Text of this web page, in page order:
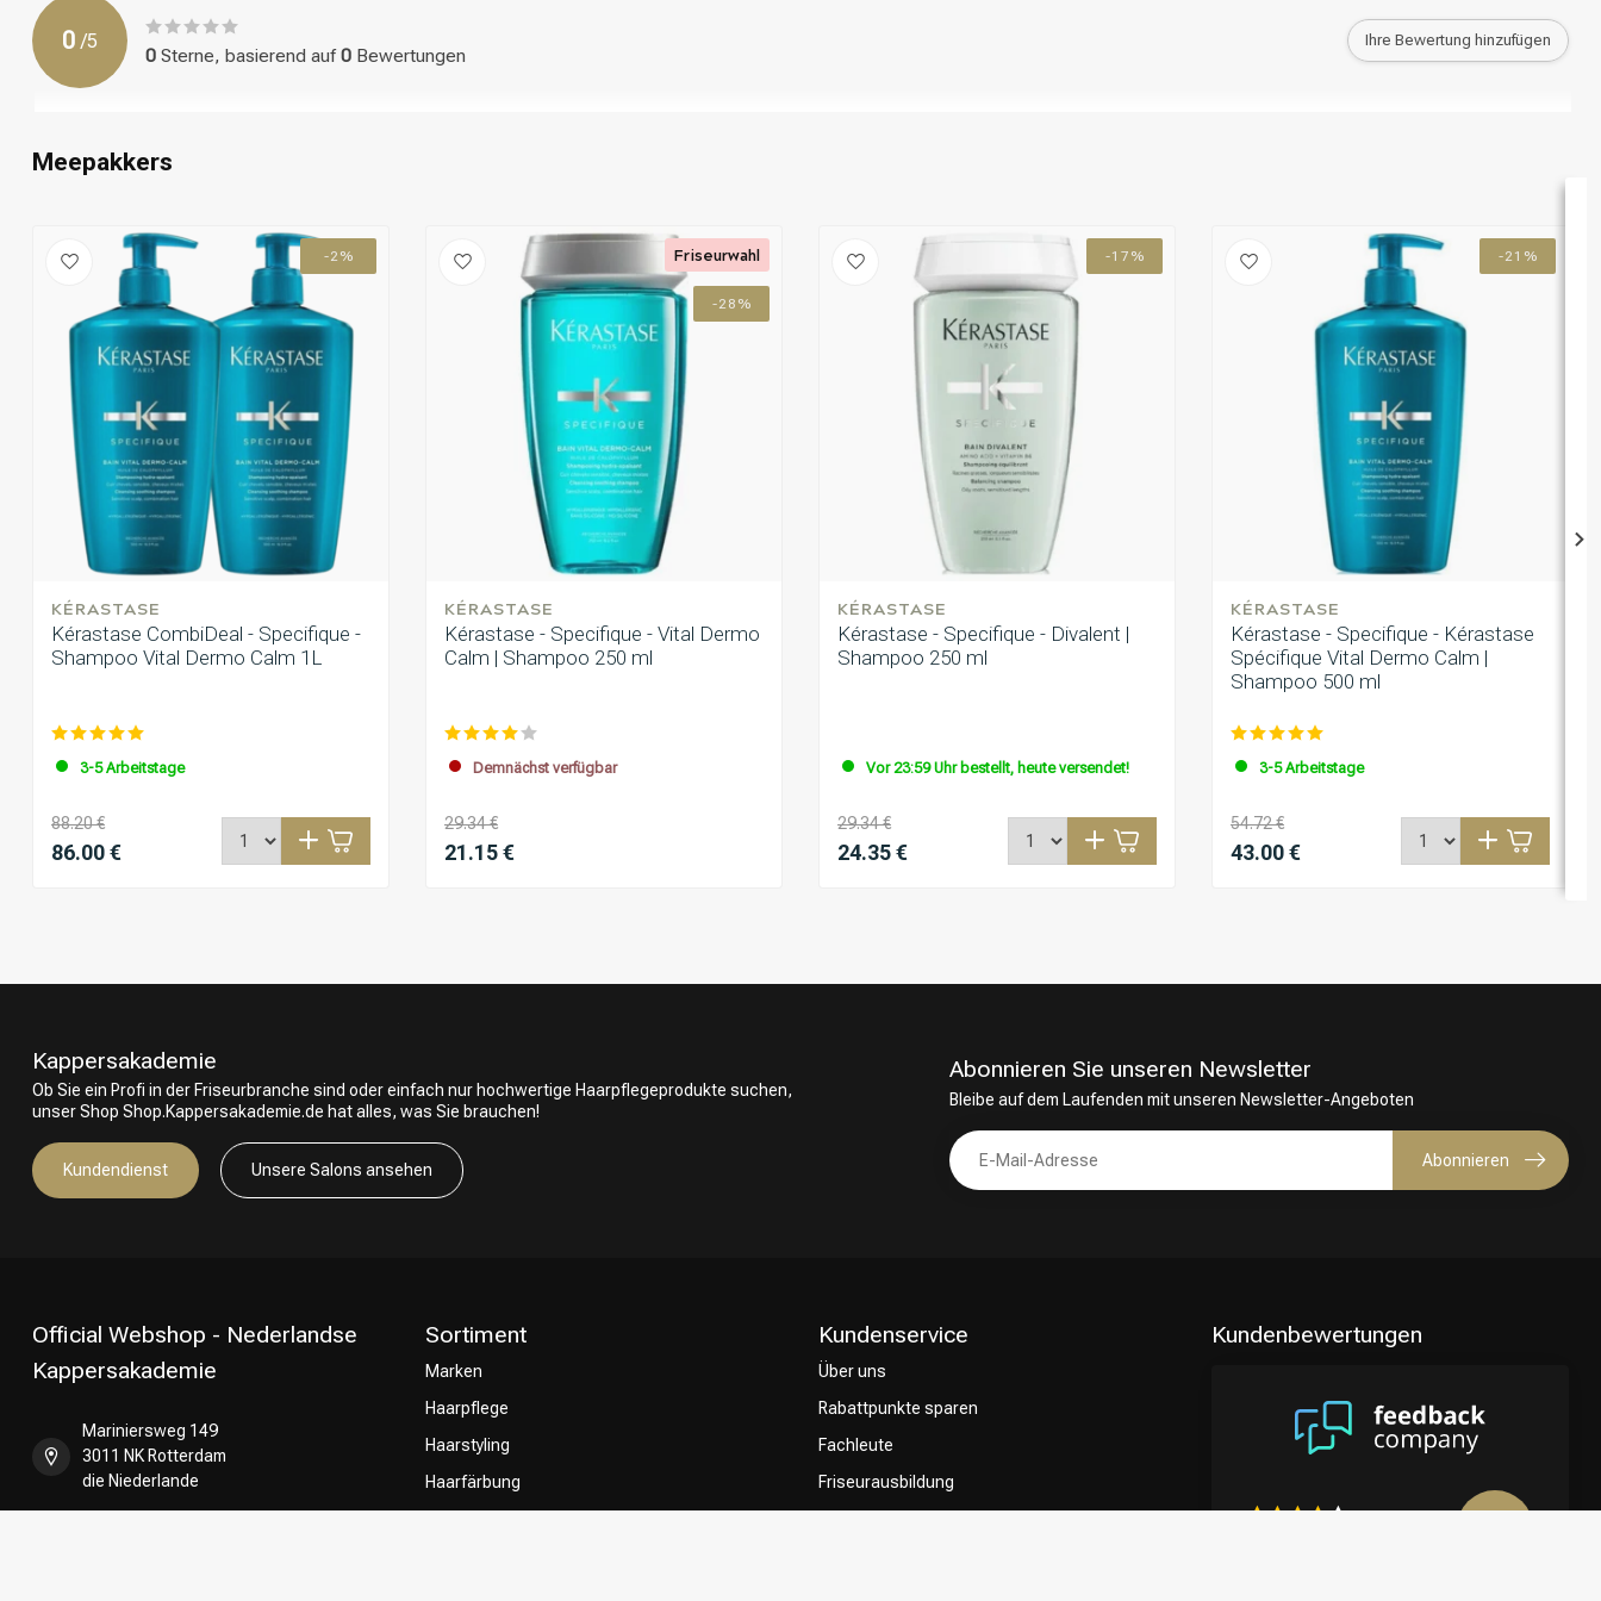
Haar auf, mit besonderem Augenmerk auf die Kopfhaut.
Schritt 7: Lasse die Maske 5-10 Minuten einwirken.
Schritt 8: Spüle die Maske gründlich mit warmem Wasser aus.
Schritt 9: Style dein Haar wie gewünscht.
0 /5
0 Sterne, basierend auf0 Bewertungen
Ihre Bewertung hinzufügen
Meepakkers
-2%
KÉRASTASE
Kérastase CombiDeal - Specifique -
Shampoo Vital Dermo Calm 1L
3-5 Arbeitstage
88.20 €
86.00 €
-28%
KÉRASTASE
Kérastase - Specifique - Vital Dermo
Calm | Shampoo 250 ml
Demnächst verfügbar
29.34 €
21.15 €
Friseurwahl -17%
KÉRASTASE
Kérastase - Specifique - Divalent |
Shampoo 250 ml
Vor 23:59 Uhr bestellt, heute versendet!
29.34 €
24.35 €
-21%
KÉRASTASE
Kérastase - Specifique - Kérastase
Spécifique Vital Dermo Calm |
Shampoo 500 ml
3-5 Arbeitstage
54.72 €
43.00 €
Kappersakademie
Ob Sie ein Profi in der Friseurbranche sind oder einfach nur hochwertige Haarpflegeprodukte suchen,
unser Shop Shop.Kappersakademie.de hat alles, was Sie brauchen!
Kundendienst Unsere Salons ansehen
Abonnieren Sie unseren Newsletter
Bleibe auf dem Laufenden mit unseren Newsletter-Angeboten
Abonnieren
Official Webshop - Nederlandse
Kappersakademie
Mariniersweg 149
3011 NK Rotterdam
die Niederlande
Sortiment
Marken
Haarpflege
Haarstyling
Haarfärbung
Kundenservice
Über uns
Rabattpunkte sparen
Fachleute
Friseurausbildung
Kundenbewertungen